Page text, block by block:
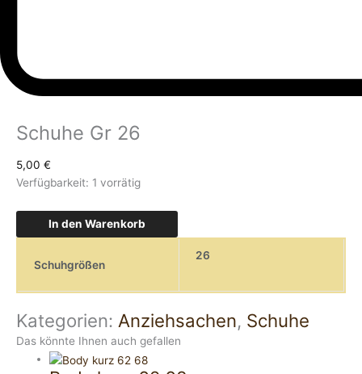
Schuhe Gr 26
5,00 €
Verfügbarkeit: 1 vorrätig
In den Warenkorb
Schuhgrößen
26
Kategorien: Anziehsachen, Schuhe
Das könnte Ihnen auch gefallen